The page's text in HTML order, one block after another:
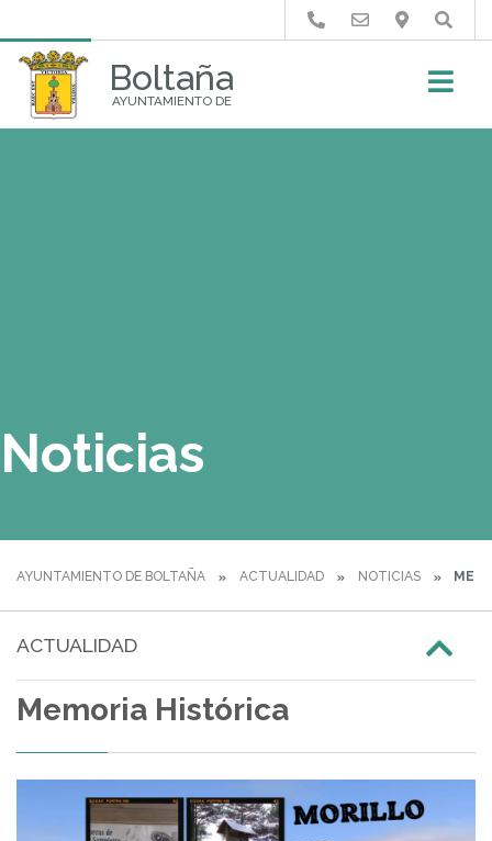
Boltaña
AYUNTAMIENTO DE
Buscar
Noticias
AYUNTAMIENTO DE BOLTAÑA ACTUALIDAD NOTICIAS
ACTUALIDAD
Memoria Histórica